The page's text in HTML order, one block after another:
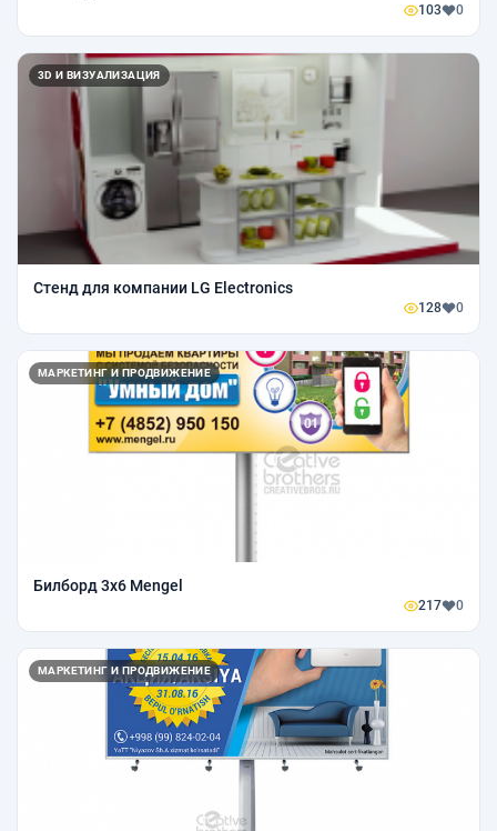
103 0
3D И ВИЗУАЛИЗАЦИЯ
Стенд для компании LG Electronics
128 0
МАРКЕТИНГ И ПРОДВИЖЕНИЕ
Билборд 3х6 Mengel
217 0
МАРКЕТИНГ И ПРОДВИЖЕНИЕ